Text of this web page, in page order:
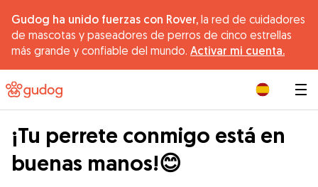
Gudog ha unido fuerzas con Rover, la red de cuidadores
de mascotas y paseadores de perros de cinco estrellas
más grande y confiable del mundo. Activar mi cuenta.
¡Tu perrete conmigo está en
buenas manos!😊